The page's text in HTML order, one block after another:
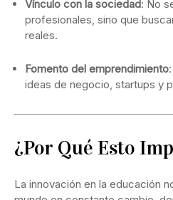
Vínculo con la sociedad: No
profesionales, sino que
reales.
Fomento del emprendimiento
ideas de negocio, startups y
¿Por Qué Esto
La innovación en la educación